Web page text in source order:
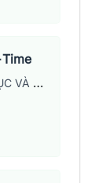
CÔNG TY CỔ PHẦN GIÁO DỤC VÀ NĂNG LƯỢNG ĐÔNG ĐÔ